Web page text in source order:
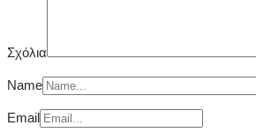
Σχόλια
Name
Email